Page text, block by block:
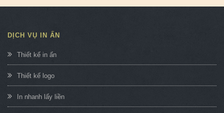
DỊCH VỤ IN ẤN
Thiết kế in ấn
Thiết kế logo
In nhanh lấy liền